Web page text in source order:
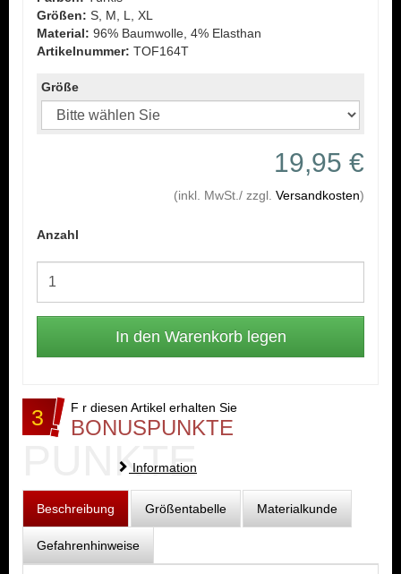
Größen: S, M, L, XL
Material: 96% Baumwolle, 4% Elasthan
Artikelnummer: TOF164T
Größe
19,95 €
(inkl. MwSt./ zzgl. Versandkosten)
Anzahl
3 F r diesen Artikel erhalten Sie
BONUSPUNKTE
PUNKTE
Information
Beschreibung Größentabelle Materialkunde
Gefahrenhinweise